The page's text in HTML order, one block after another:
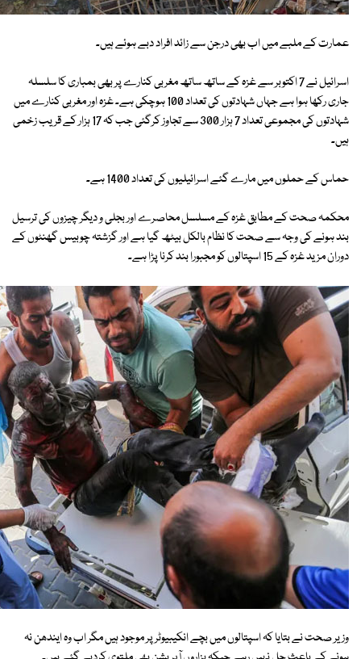
عمارت کے ملبے میں اب بھی درجن سے زائد افراد دبے ہوئے ہیں۔
اسرائیل نے 7 اکتوبر سے غزہ کے ساتھ ساتھ مغربی کنارے پر بھی بمباری کا سلسلہ
جاری رکھا ہوا ہے جہاں شہادتوں کی تعداد 100 ہوچکی ہے۔ غزہ اور مغربی کنارے میں
شہادتوں کی مجموعی تعداد 7 ہزار 300 سے تجاوز کرگئی جب کہ 17 ہزار کے قریب زخمی
ہیں۔
حماس کے حملوں میں مارے گئے اسرائیلیوں کی تعداد 1400 ہے۔
محکمہ صحت کے مطابق غزہ کے مسلسل محاصرے اور بجلی و دیگر چیزوں کی ترسیل
بند ہونے کی وجہ سے صحت کا نظام بالکل بیٹھ گیا ہے اور گزشتہ چوبیس گھنٹوں کے
دوران مزید غزہ کے 15 اسپتالوں کو مجبورا بند کرنا پڑا ہے۔
وزیر صحت نے بتایا کہ اسپتالوں میں بچے انکیبیوٹر پر موجود ہیں مگر اب وہ ایندھن نہ